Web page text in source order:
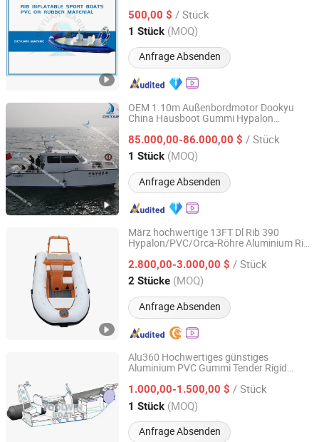
500,00 $ / Stück
1 Stück (MOQ)
Anfrage Absenden
Guangdong, China Seit 2013
OEM 1.10m Außenbordmotor Dookyu
China Hausboot Gummi Hypalon
85.000,00-86.000,00 $ / Stück
1 Stück (MOQ)
Anfrage Absenden
Qingdao Dookyu Crown Marine Co., Ltd.
Shandong, China Seit 2024
März hochwertige 13FT Dl Rib 390
Hypalon/PVC/Orca-Röhre Aluminium Rib
2.800,00-3.000,00 $ / Stück
2 Stücke (MOQ)
Anfrage Absenden
Shandong Rebo Boat Co.,Ltd
Shandong, China Seit 2026
Alu360 Hochwertiges günstiges
Aluminium PVC Gummi Tender Rigid
1.000,00-1.500,00 $ / Stück
1 Stück (MOQ)
Anfrage Absenden
Qingdao Yoolwin Machinery Co., Ltd.
Shandong, China Seit 2024